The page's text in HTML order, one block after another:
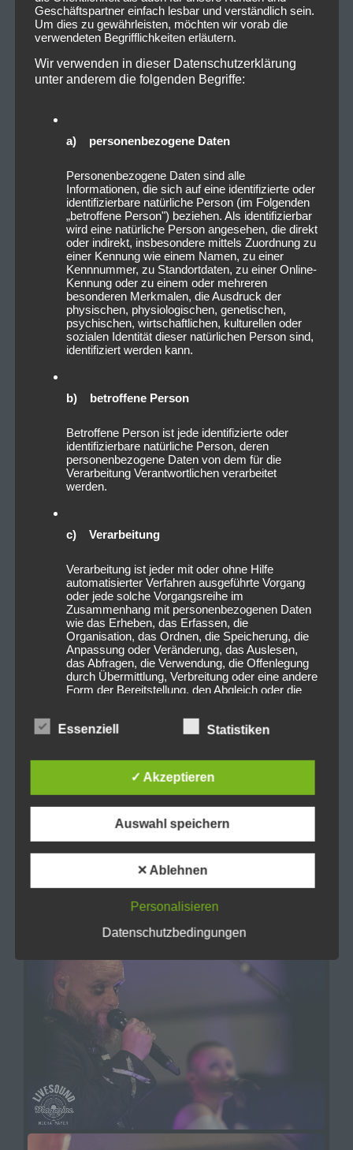
Geschäftspartner einfach lesbar und verständlich sein.
Um dies zu gewährleisten, möchten wir vorab die
verwendeten Begrifflichkeiten erläutern.
Wir verwenden in dieser Datenschutzerklärung
unter anderem die folgenden Begriffe:
a) personenbezogene Daten
Personenbezogene Daten sind alle
Informationen, die sich auf eine identifizierte oder
identifizierbare natürliche Person (im Folgenden
„betroffene Person") beziehen. Als identifizierbar
wird eine natürliche Person angesehen, die direkt
oder indirekt, insbesondere mittels Zuordnung zu
einer Kennung wie einem Namen, zu einer
Kennnummer, zu Standortdaten, zu einer Online-
Kennung oder zu einem oder mehreren
besonderen Merkmalen, die Ausdruck der
physischen, physiologischen, genetischen,
psychischen, wirtschaftlichen, kulturellen oder
sozialen Identität dieser natürlichen Person sind,
identifiziert werden kann.
b) betroffene Person
Betroffene Person ist jede identifizierte oder
identifizierbare natürliche Person, deren
personenbezogene Daten von dem für die
Verarbeitung Verantwortlichen verarbeitet
werden.
c) Verarbeitung
Verarbeitung ist jeder mit oder ohne Hilfe
automatisierter Verfahren ausgeführte Vorgang
oder jede solche Vorgangsreihe im
Zusammenhang mit personenbezogenen Daten
wie das Erheben, das Erfassen, die
Organisation, das Ordnen, die Speicherung, die
Anpassung oder Veränderung, das Auslesen,
das Abfragen, die Verwendung, die Offenlegung
durch Übermittlung, Verbreitung oder eine andere
Form der Bereitstellung, den Abgleich oder die
d) Einschränkung der Verarbeitung
Einschränkung der Verarbeitung ist die
Daten mit dem Ziel, ihre künftige Verarbeitung
einzuschränken.
e) Profiling
Verarbeitung personenbezogener Daten, die
Daten verwendet werden, um bestimmte
persönliche Aspekte, die sich auf eine natürliche
Person beziehen, zu bewerten, insbesondere,
um Aspekte bezüglich Arbeitsleistung,
wirtschaftlicher Lage, Gesundheit, persönlicher
Vorlieben, Interessen, Zuverlässigkeit, Verhalten,
Aufenthaltsort oder Ortswechsel dieser
natürlichen Person zu analysieren oder
vorherzusagen.
f) Pseudonymisierung
Essenziell Statistiken
✓ Akzeptieren
Auswahl speichern
✕ Ablehnen
Personalisieren
Datenschutzbedingungen